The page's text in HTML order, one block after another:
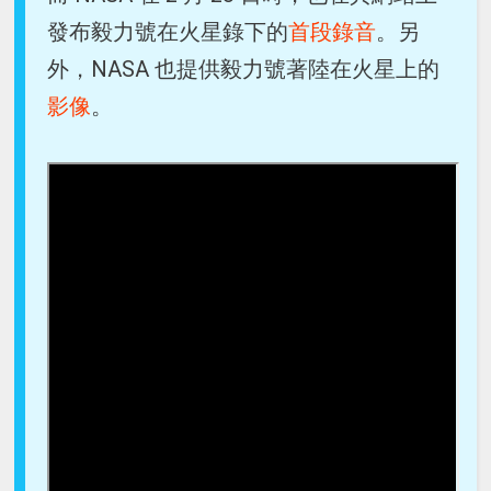
發布毅力號在火星錄下的首段錄音。另
外，NASA 也提供毅力號著陸在火星上的
影像。